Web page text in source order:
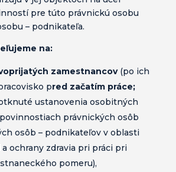
pre túto právnickú osobu
– podnikateľa.
na:
zamestnancov(po ich
pred začatím práce;
ustanovenia osobitných
právnických osôb
osôb – podnikateľov v oblasti
ochrany zdravia pri práci pri
pomeru),